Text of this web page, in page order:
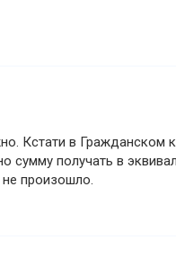
Кстати в Гражданском
сумму получать в
произошло.